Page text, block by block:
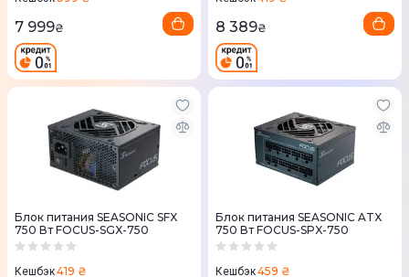
7 999₴ 8 389₴
Блок питания SEASONIC SFX
750 Вт FOCUS-SGX-750
Кешбэк419 ₴
Блок питания SEASONIC ATX
750 Вт FOCUS-SPX-750
Кешбэк459 ₴